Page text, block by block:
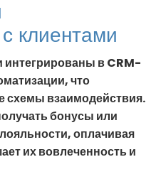
клиентами
в CRM-
что
схемы взаимодействия.
бонусы или
оплачивая
их вовлеченность и